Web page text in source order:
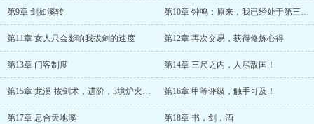
第9章 剑如溪转 第10章 钟鸣：原来，我已经处于第三评级了
第11章 女人只会影响我拔剑的速度 第12章 再次交易，获得修炼心得
第13章 门客制度 第14章 三尺之内，人尽敌国！
第15章 龙溪·拔剑术，进阶，3境炉火纯青！（求追读） 第16章 甲等评级，触手可及！
第17章 息合天地溪 第18章 书，剑，酒